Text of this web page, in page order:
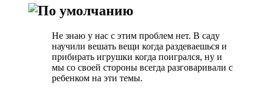
Не знаю у нас с этим проблем нет. В саду
научили вешать вещи когда раздеваешься и
прибирать игрушки когда поигрался, ну и
мы со своей стороны всегда разговаривали с
ребенком на эти темы.